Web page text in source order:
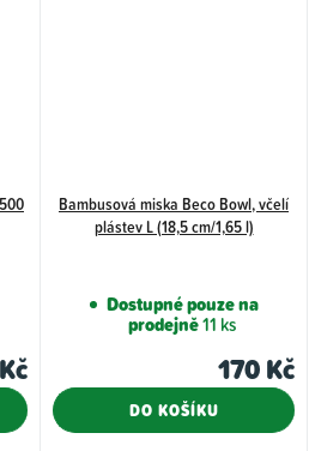
Bambusová miska Beco Bowl, včelí
plástev L (18,5 cm/1,65 l)
Dostupné pouze na
prodejně11 ks
170 Kč
DO KOŠÍKU